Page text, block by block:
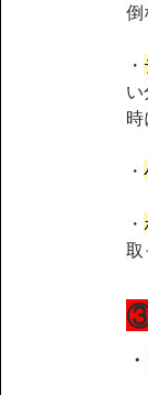
倒
・
時
・
・
取
③
・